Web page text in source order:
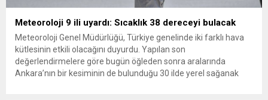
Meteoroloji 9 ili uyardı: Sıcaklık 38 dereceyi bulacak
Meteoroloji Genel Müdürlüğü, Türkiye genelinde iki farklı hava
kütlesinin etkili olacağını duyurdu. Yapılan son
değerlendirmelere göre bugün öğleden sonra aralarında
Ankara’nın bir kesiminin de bulunduğu 30 ilde yerel sağanak